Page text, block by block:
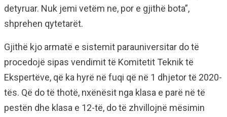
detyruar. Nuk jemi vetëm ne, por e gjithë bota”,
shprehen qytetarët.
Gjithë kjo armatë e sistemit parauniversitar do të
procedojë sipas vendimit të Komitetit Teknik të
Ekspertëve, që ka hyrë në fuqi që në 1 dhjetor të 2020-
tës. Që do të thotë, nxënësit nga klasa e parë në të
pestën dhe klasa e 12-të, do të zhvillojnë mësimin